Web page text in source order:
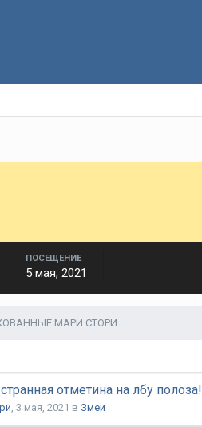
ПОСЕЩЕНИЕ
5 мая, 2021
МАРИ СТОРИ
отметина на лбу полоза!
, 3 мая, 2021 в Змеи